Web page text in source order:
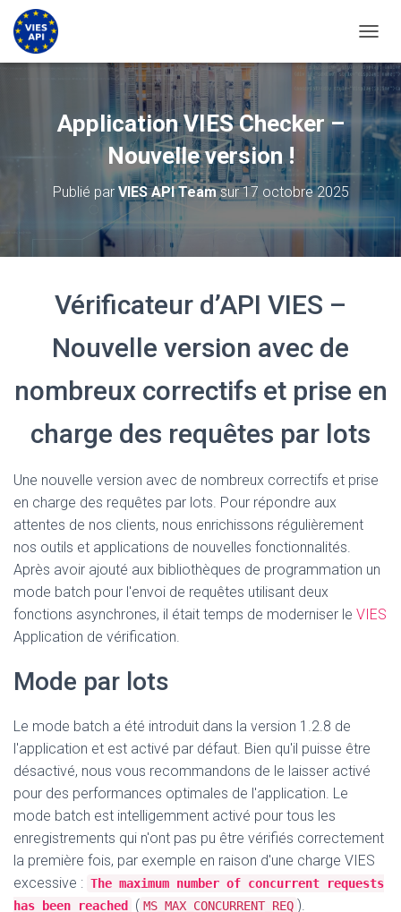
Application VIES Checker –
Nouvelle version !
Publié par VIES API Teamsur17 octobre 2025
Vérificateur d’API VIES –
Nouvelle version avec de
nombreux correctifs et prise en
charge des requêtes par lots
Une nouvelle version avec de nombreux correctifs et prise
en charge des requêtes par lots. Pour répondre aux
attentes de nos clients, nous enrichissons régulièrement
nos outils et applications de nouvelles fonctionnalités.
Après avoir ajouté aux bibliothèques de programmation un
mode batch pour l'envoi de requêtes utilisant deux
fonctions asynchrones, il était temps de moderniser le VIES
Application de vérification.
Mode par lots
Le mode batch a été introduit dans la version 1.2.8 de
l'application et est activé par défaut. Bien qu'il puisse être
désactivé, nous vous recommandons de le laisser activé
pour des performances optimales de l'application. Le
mode batch est intelligemment activé pour tous les
enregistrements qui n'ont pas pu être vérifiés correctement
la première fois, par exemple en raison d'une charge VIES
excessive : The maximum number of concurrent requests
has been reached
( MS_MAX_CONCURRENT_REQ ).